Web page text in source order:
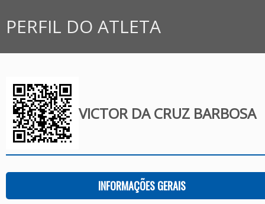
PERFIL DO ATLETA
VICTOR DA CRUZ BARBOSA
INFORMAÇÕES GERAIS